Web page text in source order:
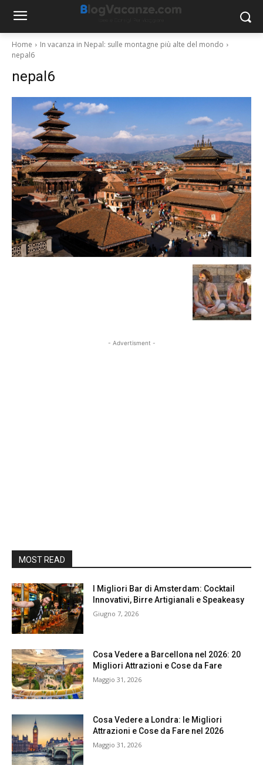
Home
In vacanza in Nepal: sulle montagne più alte del mondo
nepal6
nepal6
- Advertisment -
MOST READ
I Migliori Bar di Amsterdam: Cocktail
Innovativi, Birre Artigianali e Speakeasy
Giugno 7, 2026
Cosa Vedere a Barcellona nel 2026: 20
Migliori Attrazioni e Cose da Fare
Maggio 31, 2026
Cosa Vedere a Londra: le Migliori
Attrazioni e Cose da Fare nel 2026
Maggio 31, 2026